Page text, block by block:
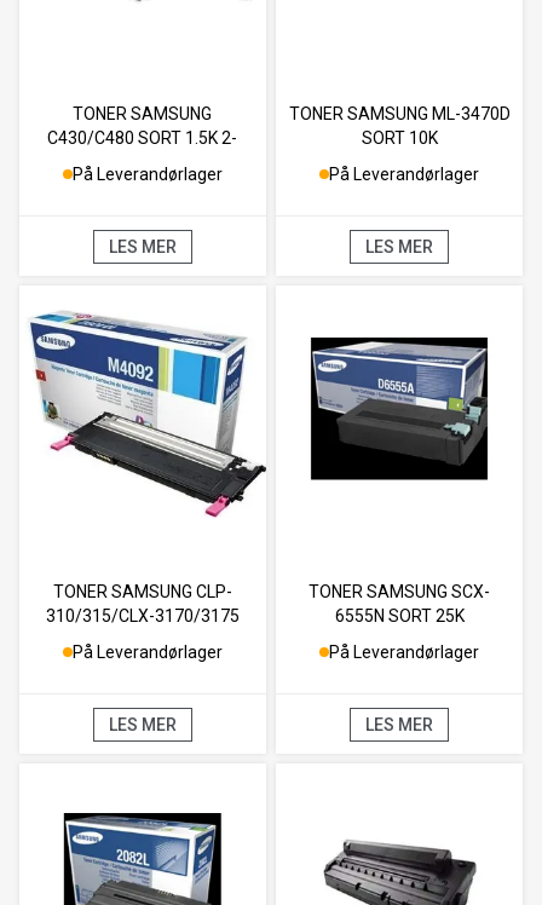
TONER SAMSUNG
C430/C480 SORT 1.5K 2-
På Leverandørlager
LES MER
TONER SAMSUNG ML-3470D
SORT 10K
På Leverandørlager
LES MER
TONER SAMSUNG CLP-
310/315/CLX-3170/3175
På Leverandørlager
LES MER
TONER SAMSUNG SCX-
6555N SORT 25K
På Leverandørlager
LES MER